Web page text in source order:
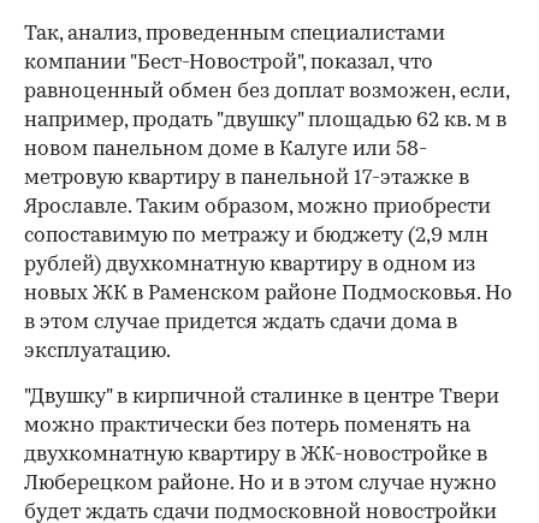
00:00 / 00:00
Так, анализ, проведенным специалистами
компании "Бест-Новострой", показал, что
равноценный обмен без доплат возможен, если,
например, продать "двушку" площадью 62 кв. м в
новом панельном доме в Калуге или 58-
метровую квартиру в панельной 17-этажке в
Ярославле. Таким образом, можно приобрести
сопоставимую по метражу и бюджету (2,9 млн
рублей) двухкомнатную квартиру в одном из
новых ЖК в Раменском районе Подмосковья. Но
в этом случае придется ждать сдачи дома в
эксплуатацию.
"Двушку" в кирпичной сталинке в центре Твери
можно практически без потерь поменять на
двухкомнатную квартиру в ЖК-новостройке в
Люберецком районе. Но и в этом случае нужно
будет ждать сдачи подмосковной новостройки